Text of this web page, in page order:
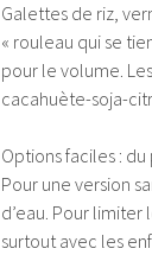
Galettes de riz,
« rouleau qui se
pour le volume.
cacahuète-soja-
Options faciles :
Pour une version
d’eau. Pour
surtout avec les